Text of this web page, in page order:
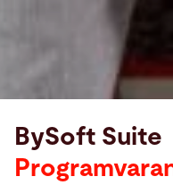
BySoft Suite